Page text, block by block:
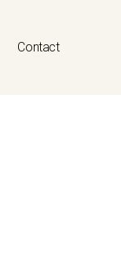
Contact